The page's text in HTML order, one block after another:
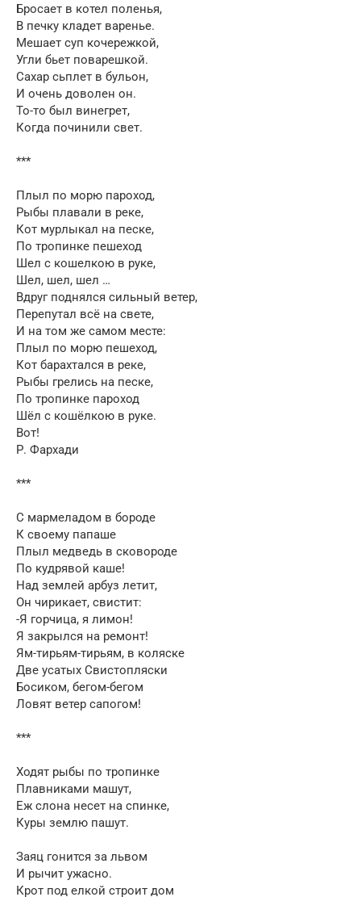
Бросает в котел поленья,
В печку кладет варенье.
Мешает суп кочережкой,
Угли бьет поварешкой.
Сахар сьплет в бульон,
И очень доволен он.
То-то был винегрет,
Когда починили свет.
***
Плыл по морю пароход,
Рыбы плавали в реке,
Кот мурлыкал на песке,
По тропинке пешеход
Шел с кошелкою в руке,
Шел, шел, шел …
Вдруг поднялся сильный ветер,
Перепутал всё на свете,
И на том же самом месте:
Плыл по морю пешеход,
Кот барахтался в реке,
Рыбы грелись на песке,
По тропинке пароход
Шёл с кошёлкою в руке.
Вот!
Р. Фархади
***
С мармеладом в бороде
К своему папаше
Плыл медведь в сковороде
По кудрявой каше!
Над землей арбуз летит,
Он чирикает, свистит:
-Я горчица, я лимон!
Я закрылся на ремонт!
Ям-тирьям-тирьям, в коляске
Две усатых Свистопляски
Босиком, бегом-бегом
Ловят ветер сапогом!
***
Ходят рыбы по тропинке
Плавниками машут,
Еж слона несет на спинке,
Куры землю пашут.
Заяц гонится за львом
И рычит ужасно.
Крот под елкой строит дом